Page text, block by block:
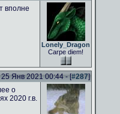
вполне
Lonely_Dragon
Carpe diem!
25 Янв 2021 00:44 - [#287]
о
2020 г.в.